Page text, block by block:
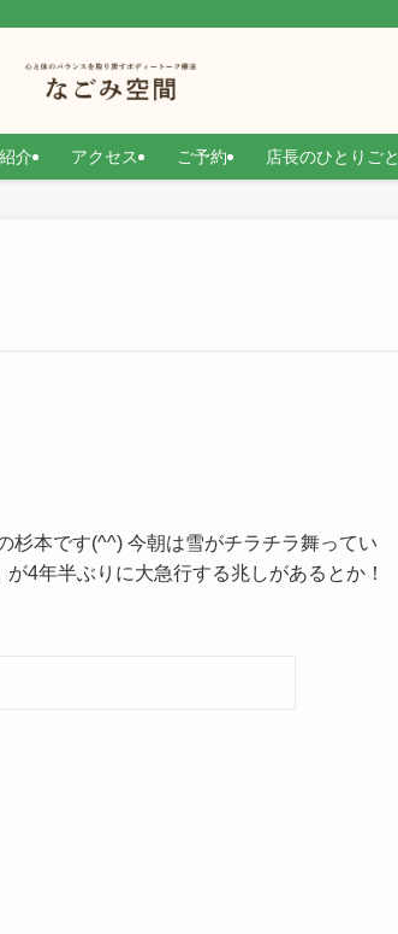
介 アクセス ご予約 店長のひとりごと
本です(^^) 今朝は雪がチラチラ舞ってい
4年半ぶりに大急行する兆しがあるとか！